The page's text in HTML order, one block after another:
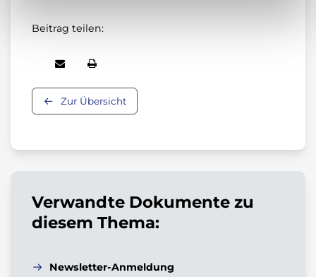
Beitrag teilen:
Zur Übersicht
Verwandte Dokumente zu
diesem Thema:
Newsletter-Anmeldung